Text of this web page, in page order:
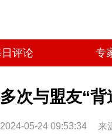
评论 专
多次与盟友“背
2024-05-24 09:53:34 来